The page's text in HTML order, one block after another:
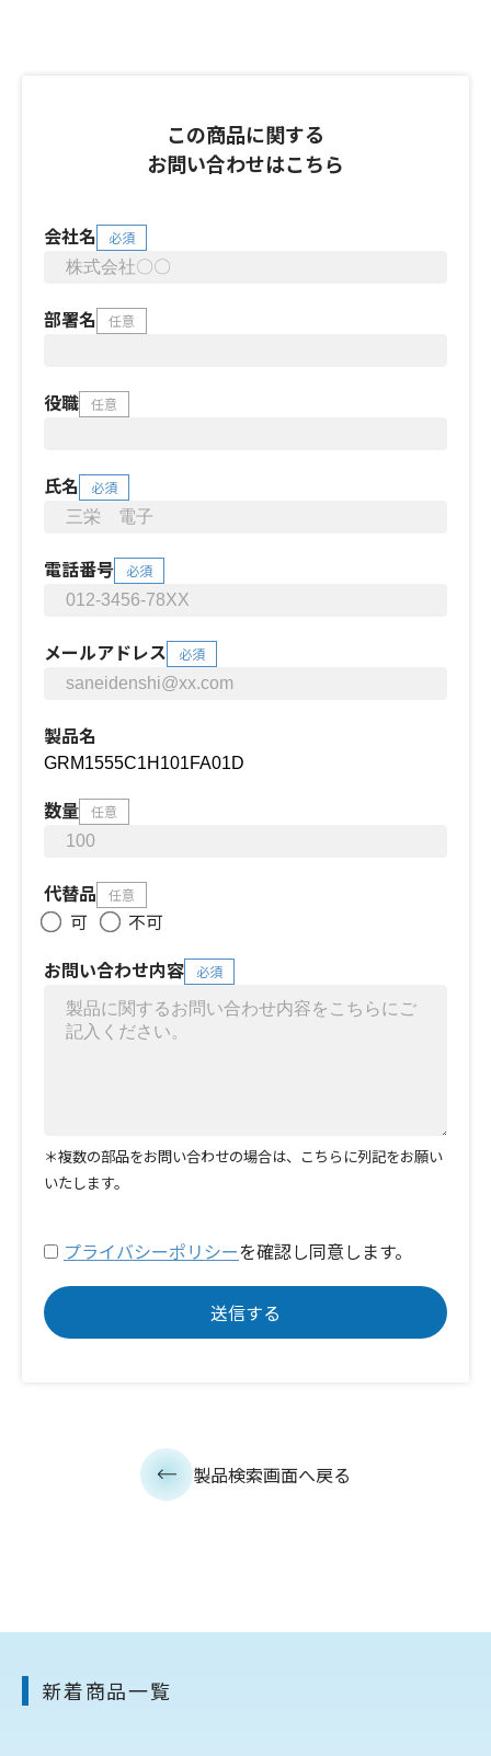
この商品に関する
お問い合わせはこちら
会社名 必須
部署名 任意
役職 任意
氏名 必須
電話番号 必須
メールアドレス 必須
製品名
数量 任意
代替品 任意
可
不可
お問い合わせ内容
必須
＊複数の部品をお問い合わせの場合は、こちらに列記をお願い
いたします。
プライバシーポリシーを確認し同意します。
製品検索画面へ戻る
新着商品一覧